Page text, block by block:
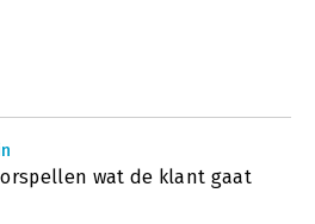
wat de klant gaat